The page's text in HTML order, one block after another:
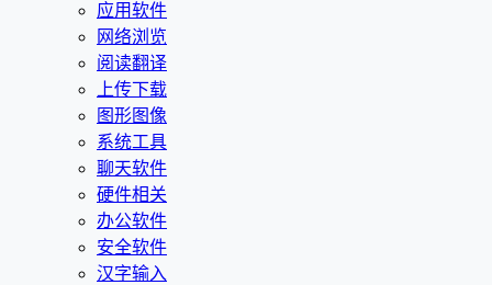
应用软件
网络浏览
阅读翻译
上传下载
图形图像
系统工具
聊天软件
硬件相关
办公软件
安全软件
汉字输入